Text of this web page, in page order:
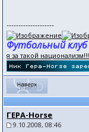
--------------------
Футбольный клуб
я за такой национализм!!!
ГЕРА-Horse
9.10.2008, 08:46